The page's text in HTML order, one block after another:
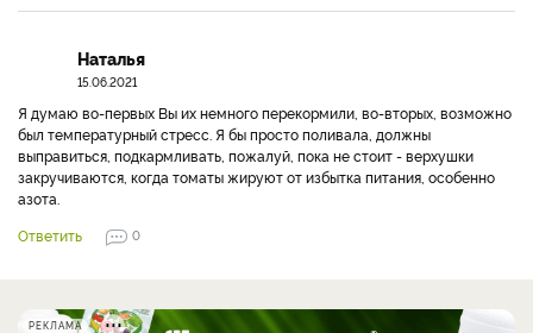
Наталья
15.06.2021
Я думаю во-первых Вы их немного перекормили, во-вторых, возможно
был температурный стресс. Я бы просто поливала, должны
выправиться, подкармливать, пожалуй, пока не стоит - верхушки
закручиваются, когда томаты жируют от избытка питания, особенно
азота.
Ответить
0
РЕКЛАМА